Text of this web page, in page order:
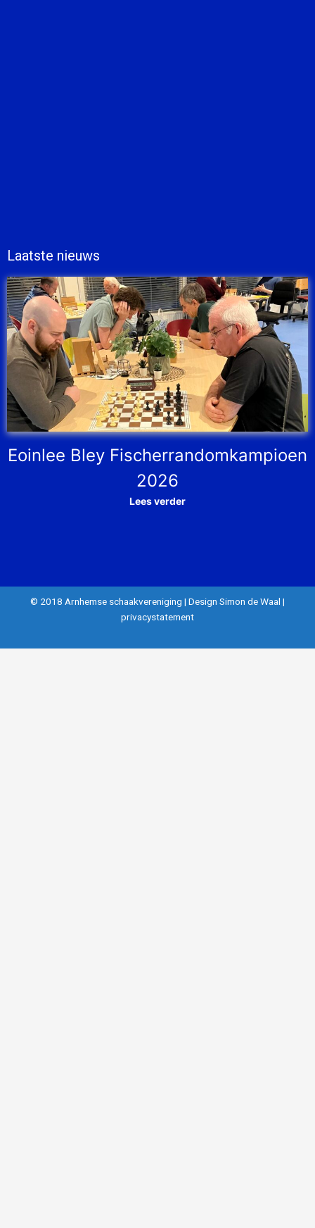
Laatste nieuws
Eoinlee Bley Fischerrandomkampioen
2026
Lees verder
© 2018 Arnhemse schaakvereniging | Design Simon de Waal |
privacystatement